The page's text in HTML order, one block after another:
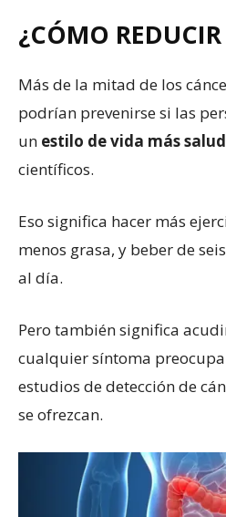
¿CÓMO
Más de la mitad de los
podrían prevenirse si las
un estilo de vida más
científicos.
Eso significa hacer más
menos grasa, y beber de
al día.
Pero también significa
cualquier síntoma
estudios de detección de
se ofrezcan.